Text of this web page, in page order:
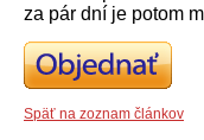
za pár dní je potom
Späť na zoznam článkov